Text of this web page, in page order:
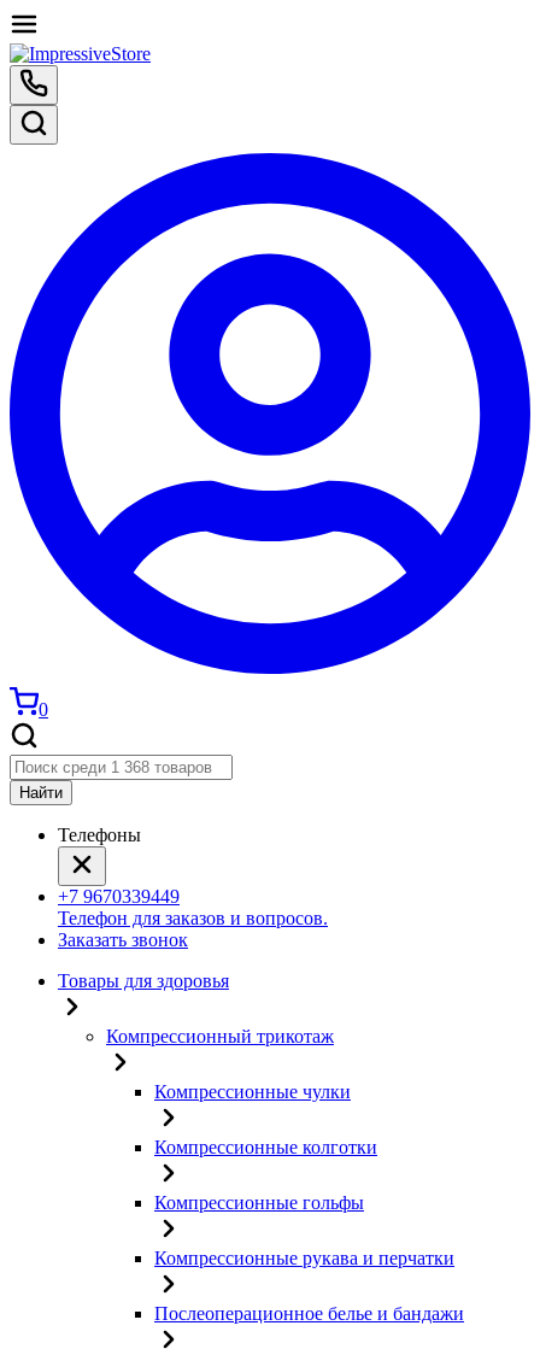
0
Найти
Телефоны
+7 9670339449
Телефон для заказов и вопросов.
Заказать звонок
Товары для здоровья
Компрессионный трикотаж
Компрессионные чулки
Компрессионные колготки
Компрессионные гольфы
Компрессионные рукава и перчатки
Послеоперационное белье и бандажи